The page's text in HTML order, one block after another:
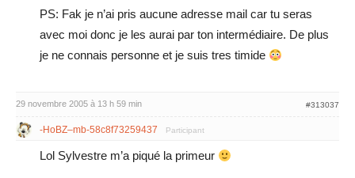
PS: Fak je n’ai pris aucune adresse mail car tu seras
avec moi donc je les aurai par ton intermédiaire. De plus
je ne connais personne et je suis tres timide
29 novembre 2005 à 13 h 59 min #313037
-HoBZ–mb-58c8f73259437 Participant
Lol Sylvestre m’a piqué la primeur